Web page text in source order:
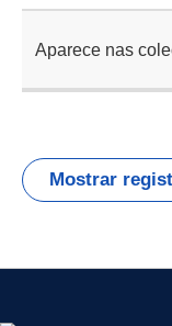
Aparece nas
Mostrar